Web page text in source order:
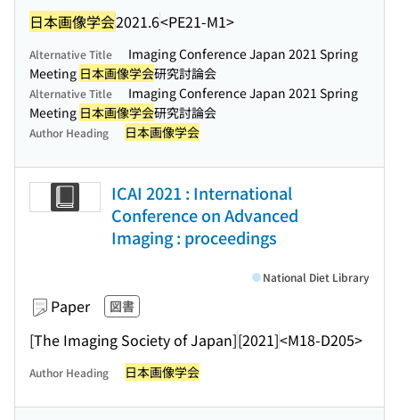
日本画像学会2021.6<PE21-M1>
Alternative Title
Imaging Conference Japan 2021 Spring
Meeting 日本画像学会研究討論会
Alternative Title
Imaging Conference Japan 2021 Spring
Meeting 日本画像学会研究討論会
Author Heading 日本画像学会
ICAI 2021 : International
Conference on Advanced
Imaging : proceedings
Paper 図書
[The Imaging Society of Japan][2021]<M18-D205>
National Diet Library
Author Heading 日本画像学会